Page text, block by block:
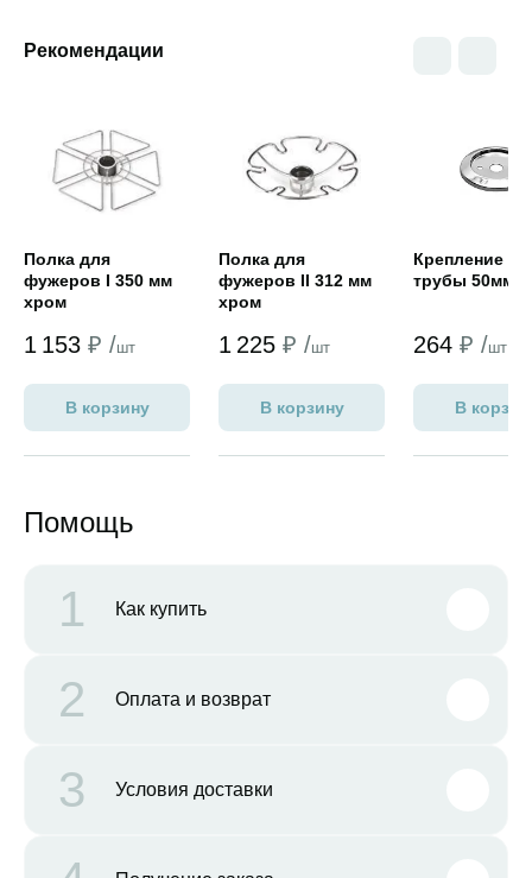
Рекомендации
Полка для
фужеров I 350 мм
хром
1 153 ₽ /шт
В корзину
Полка для
фужеров II 312 мм
хром
1 225 ₽ /шт
В корзину
Крепление
трубы 50мм
264 ₽ /шт
В
Помощь
1 Как купить
2 Оплата и возврат
3 Условия доставки